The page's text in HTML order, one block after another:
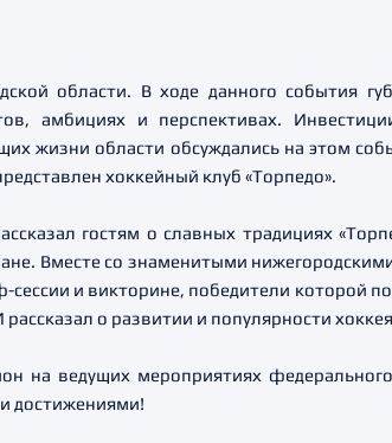
области. В ходе данного события
амбициях и перспективах.
жизни области обсуждались на этом
хоккейный клуб «Торпедо».
гостям о славных традициях
Вместе со знаменитыми
сессии и викторине, победители которой
о развитии и популярности
на ведущих мероприятиях
достижениями!